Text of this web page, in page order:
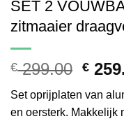
SET 2
zitmaaier
€299.00
was:
€
€
Set oprijplaten van
en oersterk. Makkelijk